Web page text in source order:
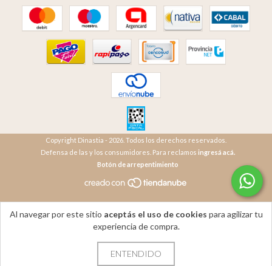
Al navegar por este sitio aceptás el uso de cookies para agilizar tu
experiencia de compra.
ENTENDIDO
Copyright Dinastia - 2026. Todos los derechos reservados.
Defensa de las y los consumidores. Para reclamos ingresá acá.
Botón de arrepentimiento